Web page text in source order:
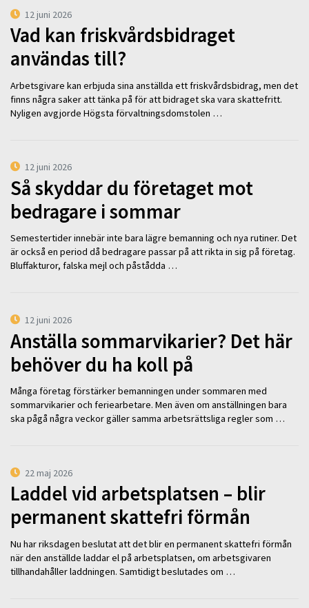
12 juni 2026
Vad kan friskvårdsbidraget
användas till?
Arbetsgivare kan erbjuda sina anställda ett friskvårdsbidrag, men det
finns några saker att tänka på för att bidraget ska vara skattefritt.
Nyligen avgjorde Högsta förvaltningsdomstolen …
12 juni 2026
Så skyddar du företaget mot
bedragare i sommar
Semestertider innebär inte bara lägre bemanning och nya rutiner. Det
är också en period då bedragare passar på att rikta in sig på företag.
Bluffakturor, falska mejl och påstådda …
12 juni 2026
Anställa sommarvikarier? Det här
behöver du ha koll på
Många företag förstärker bemanningen under sommaren med
sommarvikarier och feriearbetare. Men även om anställningen bara
ska pågå några veckor gäller samma arbetsrättsliga regler som …
22 maj 2026
Laddel vid arbetsplatsen – blir
permanent skattefri förmån
Nu har riksdagen beslutat att det blir en permanent skattefri förmån
när den anställde laddar el på arbetsplatsen, om arbetsgivaren
tillhandahåller laddningen. Samtidigt beslutades om …